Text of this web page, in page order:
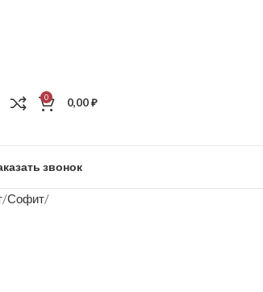
0 0,00₽
звонок
Софит